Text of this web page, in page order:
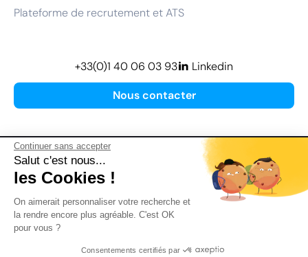
Continuer sans accepter
Salut c'est nous...
les Cookies !
On aimerait personnaliser votre recherche et
la rendre encore plus agréable. C'est OK
pour vous ?
Consentements certifiés par
Plateforme de recrutement et ATS
Nous contacter
+33(0)1 40 06 03 93 Linkedin
Plan de site
Mentions légales
Conditions Générales d’Utilisation